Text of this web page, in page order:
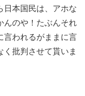
日本国民は、アホな
んのや！たぶんそれ
言われるがままに言
批判させて貰いま